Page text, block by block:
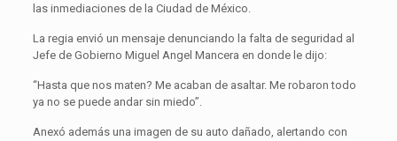
las inmediaciones de la Ciudad de México.
La regia envió un mensaje denunciando la falta de seguridad al
Jefe de Gobierno Miguel Angel Mancera en donde le dijo:
“Hasta que nos maten? Me acaban de asaltar. Me robaron todo
ya no se puede andar sin miedo”.
Anexó además una imagen de su auto dañado, alertando con